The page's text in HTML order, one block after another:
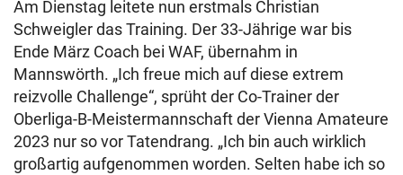
Am Dienstag leitete nun erstmals Christian
Schweigler das Training. Der 33-Jährige war bis
Ende März Coach bei WAF, übernahm in
Mannswörth. „Ich freue mich auf diese extrem
reizvolle Challenge“, sprüht der Co-Trainer der
Oberliga-B-Meistermannschaft der Vienna Amateure
2023 nur so vor Tatendrang. „Ich bin auch wirklich
großartig aufgenommen worden. Selten habe ich so